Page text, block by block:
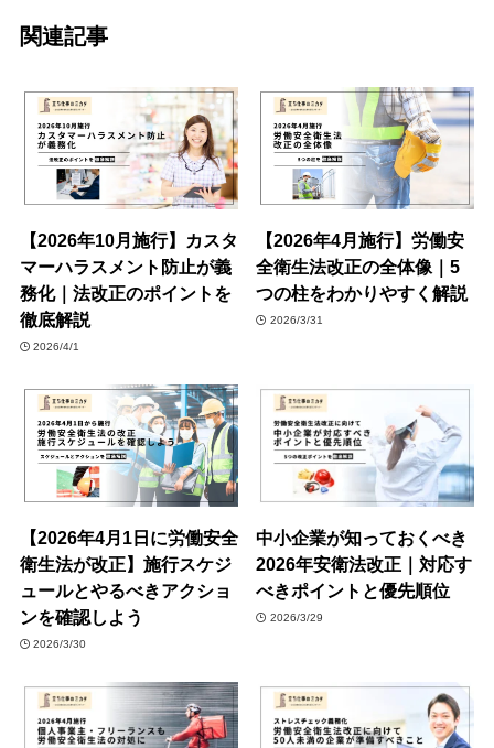
関連記事
【2026年10月施行】カスタ
マーハラスメント防止が義
務化｜法改正のポイントを
徹底解説
2026/4/1
【2026年4月施行】労働安
全衛生法改正の全体像｜5
つの柱をわかりやすく解説
2026/3/31
【2026年4月1日に労働安全
衛生法が改正】施行スケジ
ュールとやるべきアクショ
ンを確認しよう
2026/3/30
中小企業が知っておくべき
2026年安衛法改正｜対応す
べきポイントと優先順位
2026/3/29